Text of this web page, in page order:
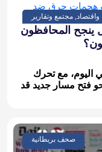
واقتصاد, مجتمع وتقارير
ينجح المحافظون
اليوم، مع تحرك
فتح مسار جديد قد
صحف بريطانية